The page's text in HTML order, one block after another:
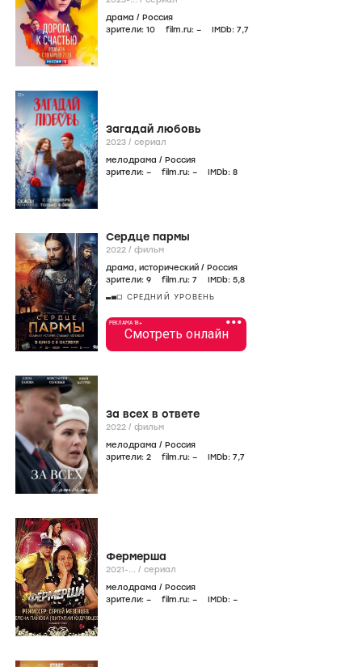
драма / Россия
зрители: 10 film.ru: – IMDb: 7,7
Загадай любовь
2023 / сериал
мелодрама / Россия
зрители: – film.ru: – IMDb: 8
Сердце пармы
2022 / фильм
драма, исторический / Россия
зрители: 9 film.ru: 7 IMDb: 5,8
СРЕДНИЙ УРОВЕНЬ
•••
РЕКЛАМА 18+
Смотреть онлайн
За всех в ответе
2022 / фильм
мелодрама / Россия
зрители: 2 film.ru: – IMDb: 7,7
Фермерша
2021-... / сериал
мелодрама / Россия
зрители: – film.ru: – IMDb: –